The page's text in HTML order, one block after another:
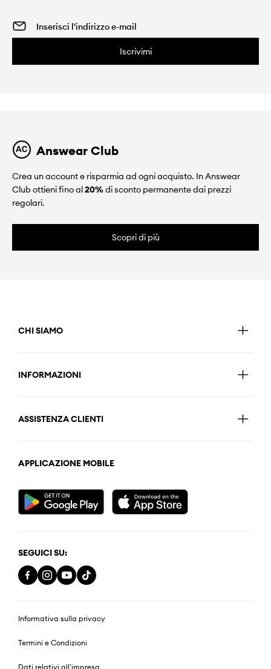
Iscrivimi
Answear Club
Crea un account e risparmia ad ogni acquisto. In Answear
Club ottieni fino al 20%di sconto permanente dai prezzi
regolari.
Scopri di più
CHI SIAMO
INFORMAZIONI
ASSISTENZA CLIENTI
APPLICAZIONE MOBILE
SEGUICI SU:
Informativa sulla privacy
Termini e Condizioni
Dati relativi all'impresa